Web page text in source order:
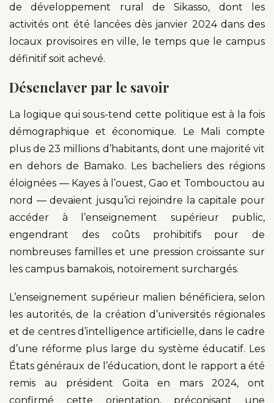
de développement rural de Sikasso, dont les
activités ont été lancées dès janvier 2024 dans des
locaux provisoires en ville, le temps que le campus
définitif soit achevé.
Désenclaver par le savoir
La logique qui sous-tend cette politique est à la fois
démographique et économique. Le Mali compte
plus de 23 millions d’habitants, dont une majorité vit
en dehors de Bamako. Les bacheliers des régions
éloignées — Kayes à l’ouest, Gao et Tombouctou au
nord — devaient jusqu’ici rejoindre la capitale pour
accéder à l’enseignement supérieur public,
engendrant des coûts prohibitifs pour de
nombreuses familles et une pression croissante sur
les campus bamakois, notoirement surchargés.
L’enseignement supérieur malien bénéficiera, selon
les autorités, de la création d’universités régionales
et de centres d’intelligence artificielle, dans le cadre
d’une réforme plus large du système éducatif. Les
États généraux de l’éducation, dont le rapport a été
remis au président Goïta en mars 2024, ont
confirmé cette orientation, préconisant une